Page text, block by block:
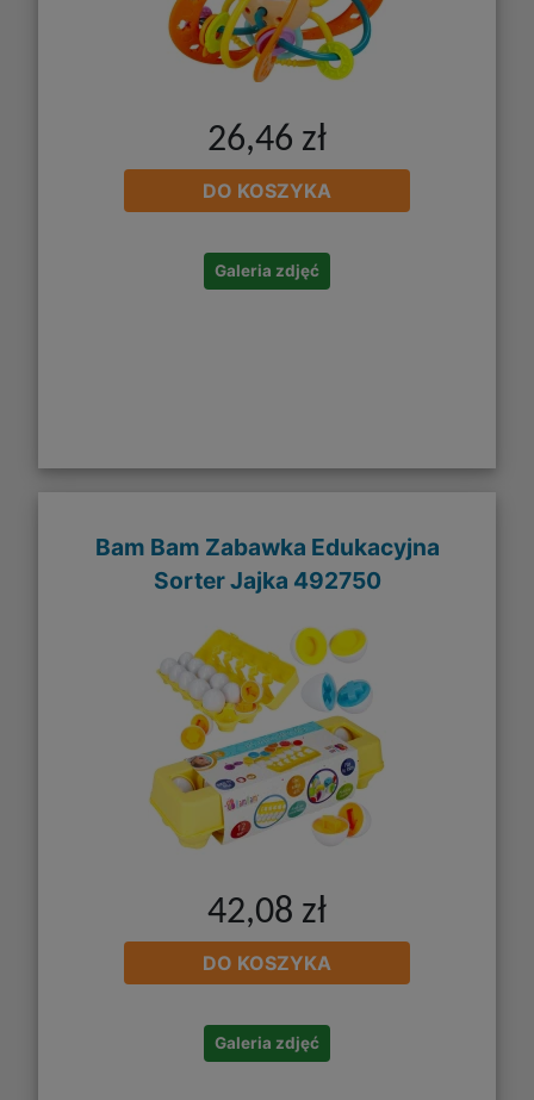
26,46 zł
DO KOSZYKA
Galeria zdjęć
Bam Bam Zabawka Edukacyjna
Sorter Jajka 492750
42,08 zł
DO KOSZYKA
Galeria zdjęć